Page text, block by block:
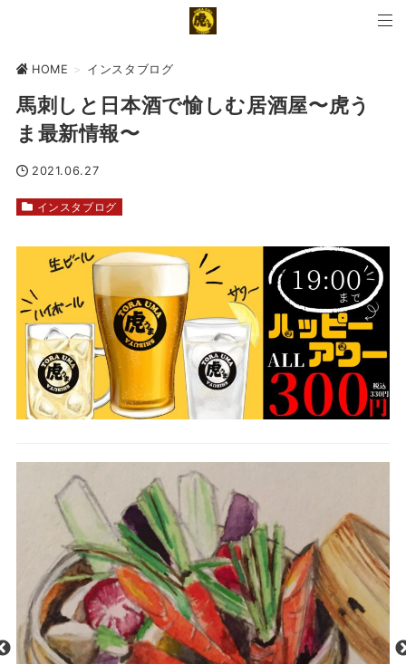
HOME > インスタブログ
馬刺しと日本酒で愉しむ居酒屋〜虎う
ま最新情報〜
2021.06.27
インスタブログ